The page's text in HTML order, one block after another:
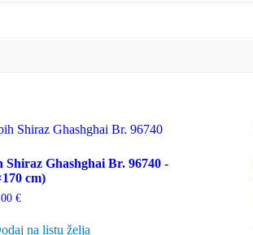
Shiraz Ghashghai Br. 96740 -
cm)
€
na listu želja